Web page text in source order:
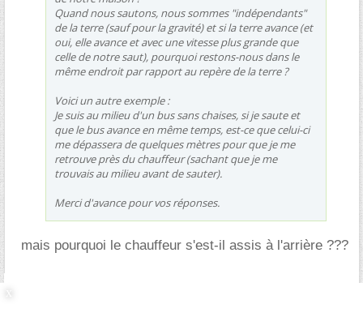
Quand nous sautons, nous sommes "indépendants"
de la terre (sauf pour la gravité) et si la terre avance (et
oui, elle avance et avec une vitesse plus grande que
celle de notre saut), pourquoi restons-nous dans le
même endroit par rapport au repère de la terre ?
Voici un autre exemple :
Je suis au milieu d'un bus sans chaises, si je saute et
que le bus avance en même temps, est-ce que celui-ci
me dépassera de quelques mètres pour que je me
retrouve près du chauffeur (sachant que je me
trouvais au milieu avant de sauter).
Merci d'avance pour vos réponses.
mais pourquoi le chauffeur s'est-il assis à l'arrière ???